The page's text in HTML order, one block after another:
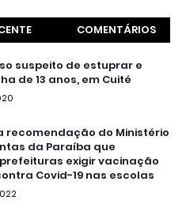
COMENTÁRIOS
suspeito de estuprar e
de 13 anos, em Cuité
recomendação do Ministério
da Paraíba que
exigir vacinação
Covid-19 nas escolas